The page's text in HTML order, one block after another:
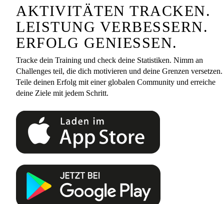
AKTIVITÄTEN TRACKEN.
LEISTUNG VERBESSERN.
ERFOLG GENIESSEN.
Tracke dein Training und check deine Statistiken. Nimm an
Challenges teil, die dich motivieren und deine Grenzen versetzen.
Teile deinen Erfolg mit einer globalen Community und erreiche
deine Ziele mit jedem Schritt.